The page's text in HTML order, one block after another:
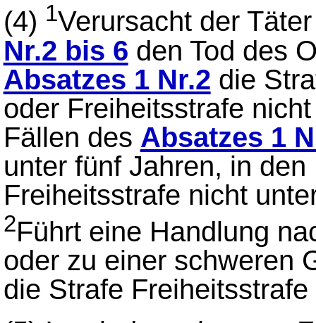
(4) 1Verursacht der
Nr.2 bis 6 den Tod des
Absatzes 1 Nr.2 die
oder Freiheitsstrafe
Fällen des Absatzes 1
unter fünf Jahren, in
Freiheitsstrafe nicht
2Führt eine Handlung
oder zu einer schweren
die Strafe